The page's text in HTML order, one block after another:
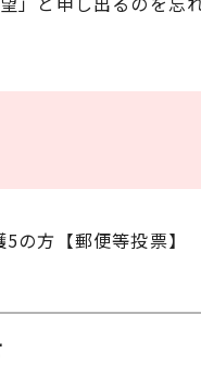
の方【郵便等投票】